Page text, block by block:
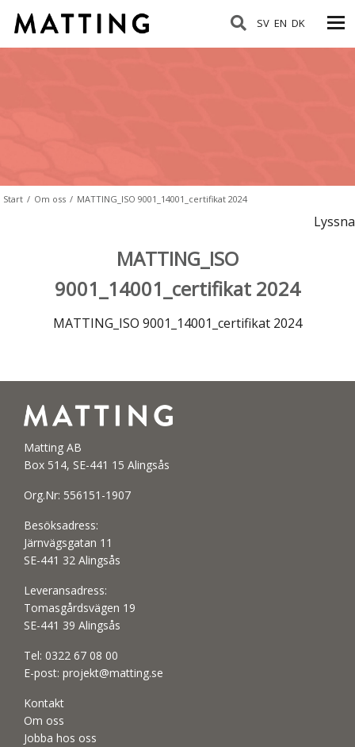
SV EN DK
Start / Om oss / MATTING_ISO 9001_14001_certifikat 2024
Lyssna
MATTING_ISO
9001_14001_certifikat 2024
MATTING_ISO 9001_14001_certifikat 2024
Matting AB
Box 514, SE-441 15 Alingsås
Org.Nr: 556151-1907
Besöksadress:
Järnvägsgatan 11
SE-441 32 Alingsås
Leveransadress:
Tomasgårdsvägen 19
SE-441 39 Alingsås
Tel: 0322 67 08 00
E-post: projekt@matting.se
Kontakt
Om oss
Jobba hos oss